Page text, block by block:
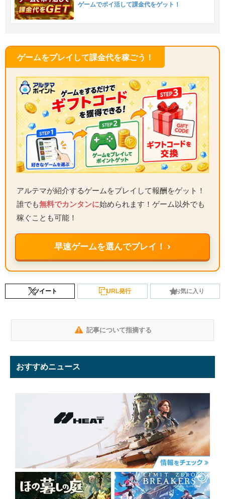
ゲームでポイ活して課金代をゲット！
ゲームをプレイして課金代を稼ごう！
アルテマが紹介するゲームをプレイして報酬をゲット！
誰でも無料でカンタンに始められます！ゲーム以外でも
稼ぐことも可能！
早速ゲームを選んでプレイ！ ›
ツイート URL発行 お気に入り
記事について指摘する
おすすめニュース